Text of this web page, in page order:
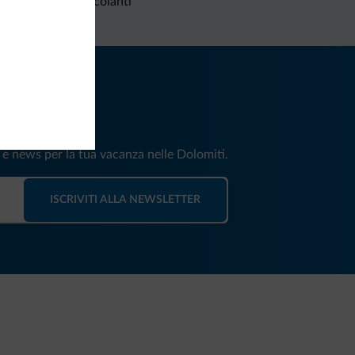
news per la tua vacanza nelle Dolomiti.
ISCRIVITI ALLA NEWSLETTER